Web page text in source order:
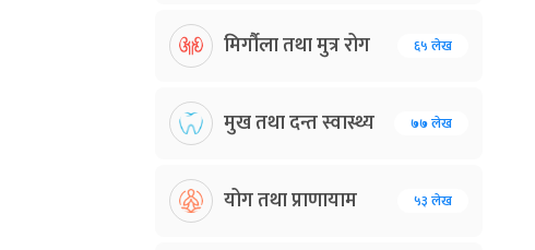
मिर्गौला तथा मुत्र रोग ६५ लेख
मुख तथा दन्त स्वास्थ्य ७७ लेख
योग तथा प्राणायाम ५३ लेख